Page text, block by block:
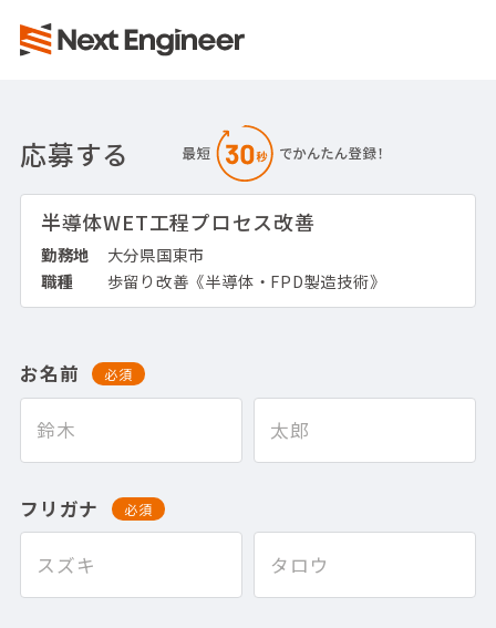
応募する
半導体WET工程プロセス改善
勤務地
大分県国東市
職種
歩留り改善《半導体・FPD製造技術》
お名前 必須
フリガナ 必須